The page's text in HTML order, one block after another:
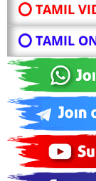
⭕ TAMIL
⭕ TAMIL